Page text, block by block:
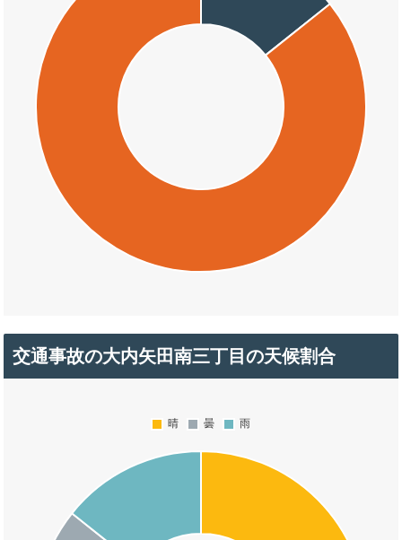
交通事故の大内矢田南三丁目の天候割合